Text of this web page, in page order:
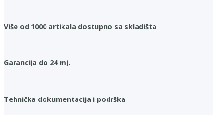
Više od 1000 artikala dostupno sa skladišta
Garancija do 24 mj.
Tehnička dokumentacija i podrška